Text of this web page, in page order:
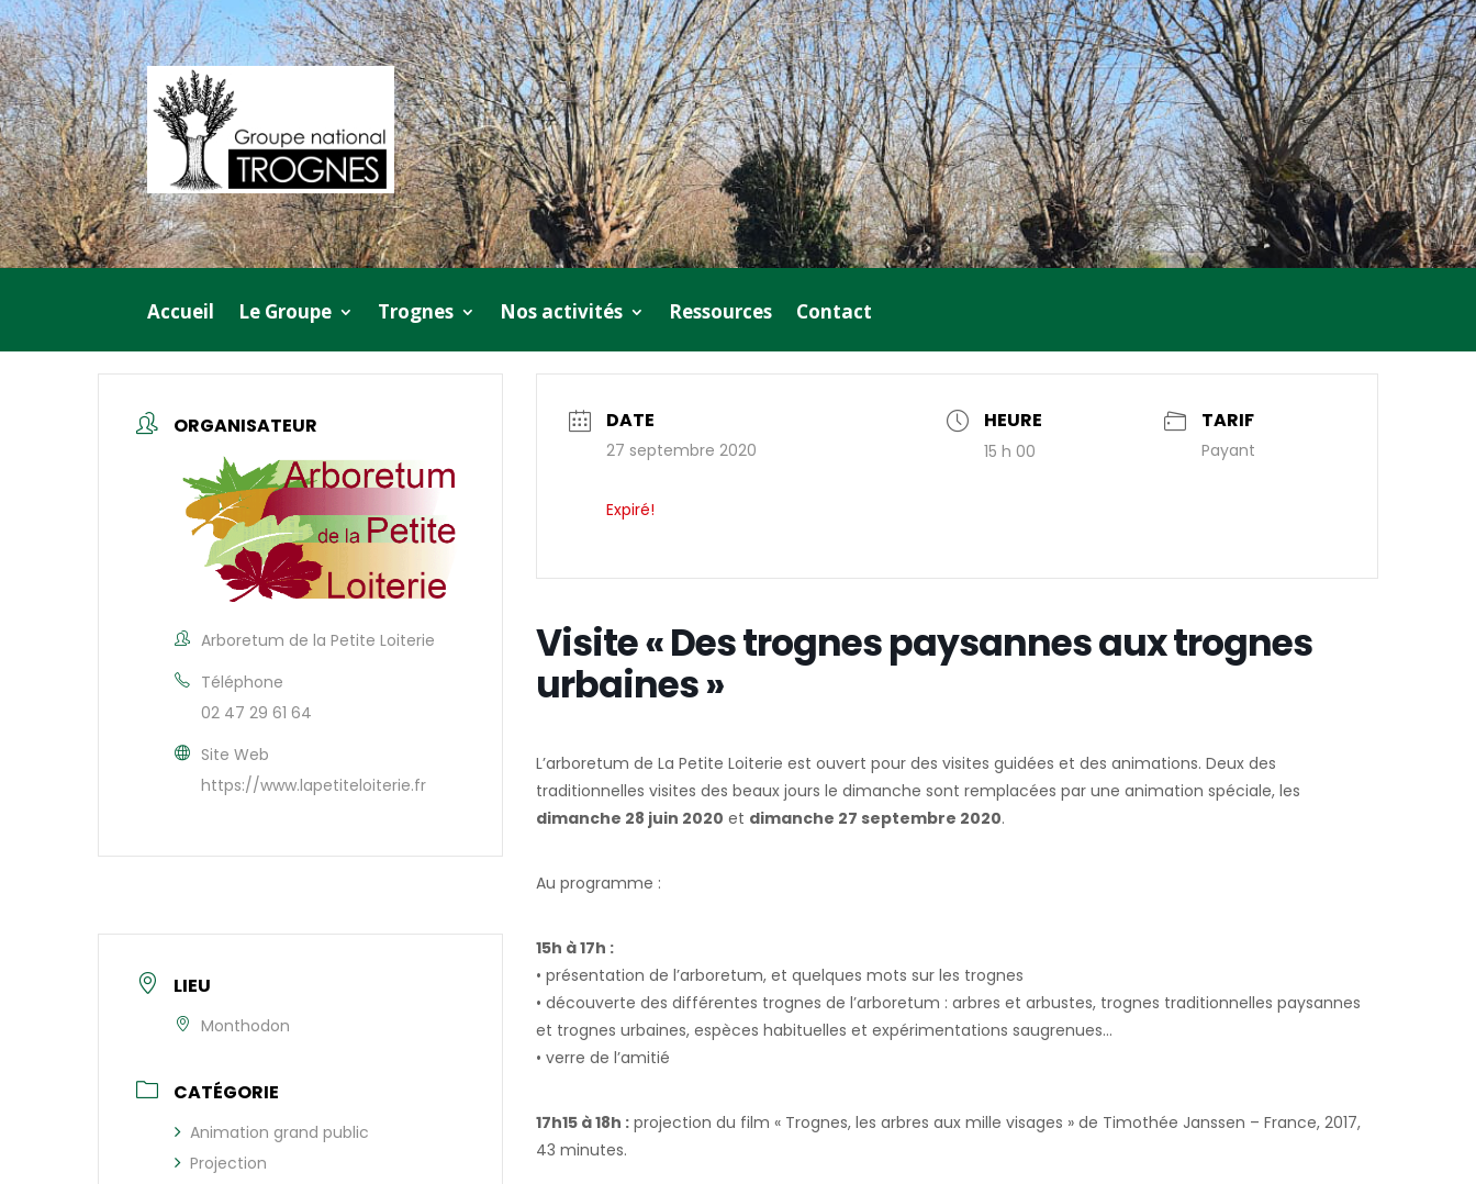
Accueil Le Groupe Trognes Nos activités Ressources Contact
ORGANISATEUR
Arboretum de la Petite Loiterie
Téléphone
02 47 29 61 64
Site Web
https://www.lapetiteloiterie.fr
LIEU
Monthodon
CATÉGORIE
Animation grand public
Projection
DATE
27 septembre 2020
Expiré!
HEURE
15 h 00
TARIF
Payant
Visite « Des trognes paysannes aux trognes
urbaines »
L’arboretum de La Petite Loiterie est ouvert pour des visites guidées et des animations. Deux des
traditionnelles visites des beaux jours le dimanche sont remplacées par une animation spéciale, les
dimanche 28 juin 2020 et dimanche 27 septembre 2020.
Au programme :
15h à 17h :
• présentation de l’arboretum, et quelques mots sur les trognes
• découverte des différentes trognes de l’arboretum : arbres et arbustes, trognes traditionnelles paysannes
et trognes urbaines, espèces habituelles et expérimentations saugrenues…
• verre de l’amitié
17h15 à 18h :projection du film « Trognes, les arbres aux mille visages » de Timothée Janssen – France, 2017,
43 minutes.